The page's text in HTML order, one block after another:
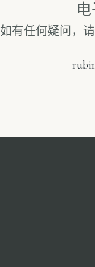
如有任何疑问，